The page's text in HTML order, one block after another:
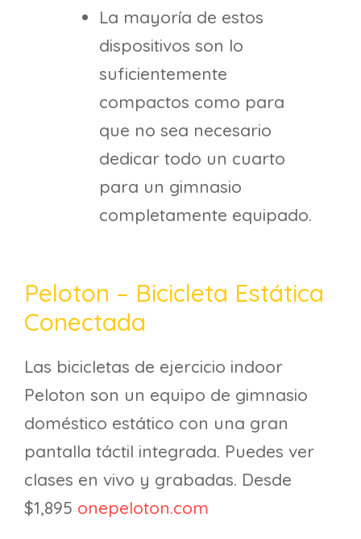
La mayoría de estos
dispositivos son lo
suficientemente
compactos como para
que no sea necesario
dedicar todo un cuarto
para un gimnasio
completamente equipado.
Peloton – Bicicleta Estática
Conectada
Las bicicletas de ejercicio indoor
Peloton son un equipo de gimnasio
doméstico estático con una gran
pantalla táctil integrada. Puedes ver
clases en vivo y grabadas. Desde
$1,895 onepeloton.com